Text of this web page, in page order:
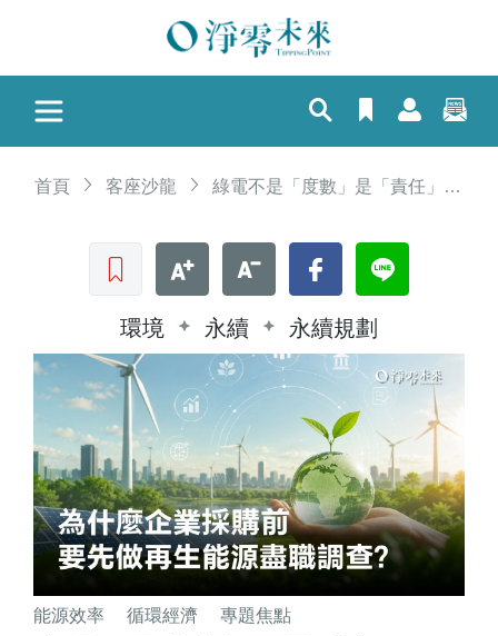
首頁 客座沙龍 綠電不是「度數」是「責任」：為什麼企業在採購前，必須先做一份「再生能源盡職調查（R-IDD）」
收藏文章 文字加大 文字縮小 Facebook
環境 永續 永續規劃
能源效率 循環經濟 專題焦點